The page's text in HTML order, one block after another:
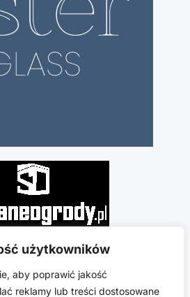
użytkowników
aby poprawić jakość
reklamy lub treści dostosowane